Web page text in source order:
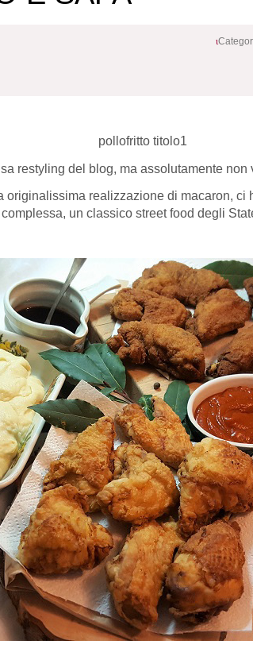
restyling del blog, ma assolutamente non
originalissima realizzazione di macaron, ci
un classico street food degli